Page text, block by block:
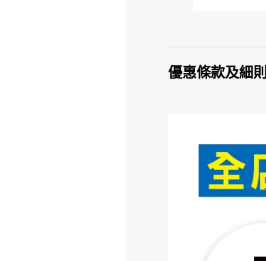
優惠條款及細則